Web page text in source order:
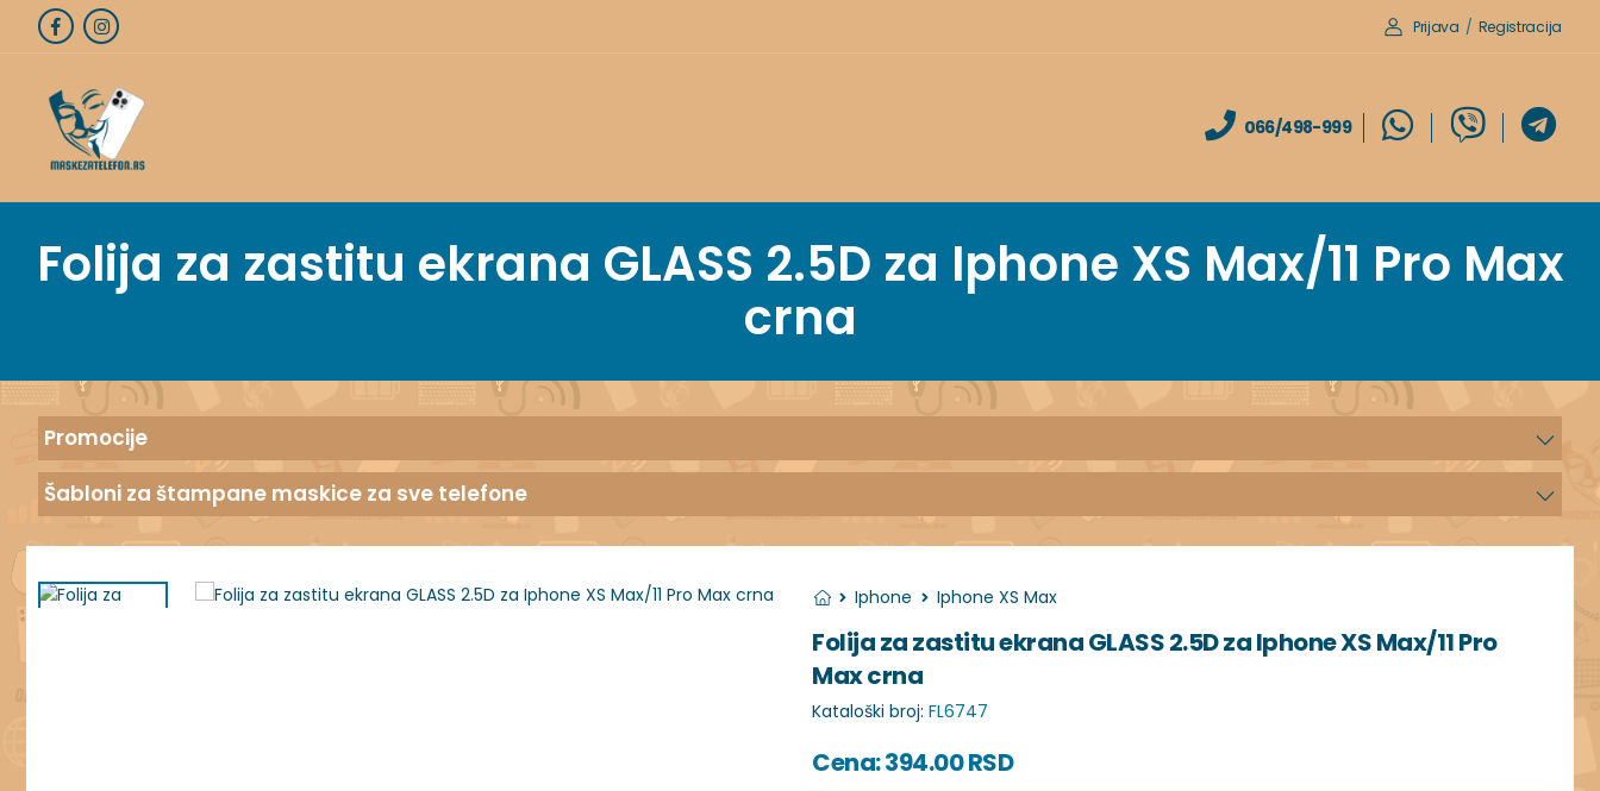
Prijava / Registracija
066/498-999
Folija za zastitu ekrana GLASS 2.5D za Iphone XS Max/11 Pro Max
crna
Promocije
Šabloni za štampane maskice za sve telefone
Iphone Iphone XS Max
Folija za zastitu ekrana GLASS 2.5D za Iphone XS Max/11 Pro
Max crna
Kataloški broj: FL6747
Cena:394.00RSD